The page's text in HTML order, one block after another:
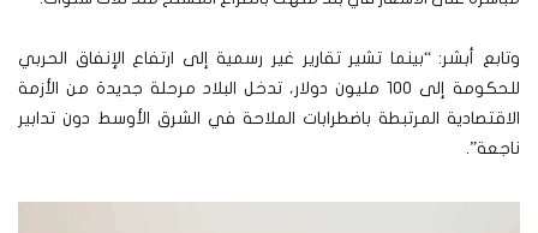
وتابع أبشر: “بينما تشير تقارير غير رسمية إلى ارتفاع الإنفاق الحربي
للحكومة إلى 100 مليون دولار، تدخل البلاد مرحلة جديدة من الأزمة
الاقتصادية المرتبطة باضطرابات الملاحة في الشرق الأوسط دون تدابير
ناجعة”.